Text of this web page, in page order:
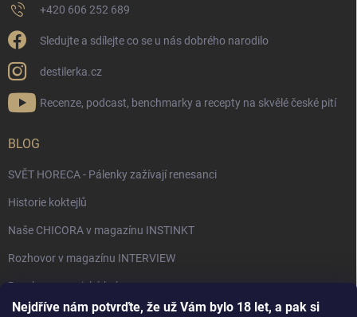
Nejdříve nám potvrďte, že už Vám bylo 18 let, a pak si
+420 606 252 689
Sledujte a sdílejte co se u nás dobrého narodilo
destilerka.cz
Recenze, podcast, benchmarky a recepty na skvělé české pití
BLOG
SVĚT HORECA - Pálenky zažívají renesanci
Historie koktejlů
Naše CHICORA v magazínu INSTINKT
Rozhovor v magazínu INTERVIEW
Bourbon, americká krása.
Napsali v TÝDNU o naší práci